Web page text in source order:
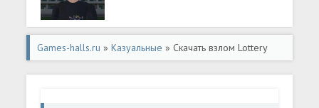
Games-halls.ru »Казуальные » Скачать взлом Lottery
machine U.S. [МОД Меню] - стабильная версия apk на